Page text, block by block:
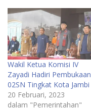
Wakil Ketua Komisi IV
Zayadi Hadiri Pembukaan
02SN Tingkat Kota Jambi
20 Februari, 2023
dalam "Pemerintahan"